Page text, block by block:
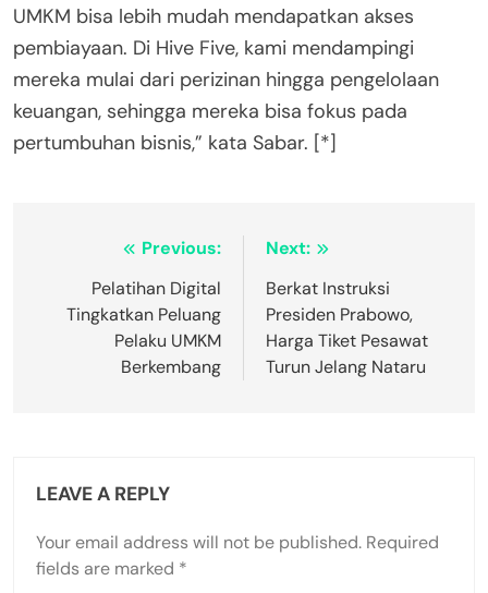
UMKM bisa lebih mudah mendapatkan akses
pembiayaan. Di Hive Five, kami mendampingi
mereka mulai dari perizinan hingga pengelolaan
keuangan, sehingga mereka bisa fokus pada
pertumbuhan bisnis,” kata Sabar. [*]
navigation
Previous:
Pelatihan Digital
Tingkatkan Peluang
Pelaku UMKM
Berkembang
Next:
Berkat Instruksi
Presiden Prabowo,
Harga Tiket Pesawat
Turun Jelang Nataru
LEAVE A REPLY
Your email address will not be published. Required
fields are marked *